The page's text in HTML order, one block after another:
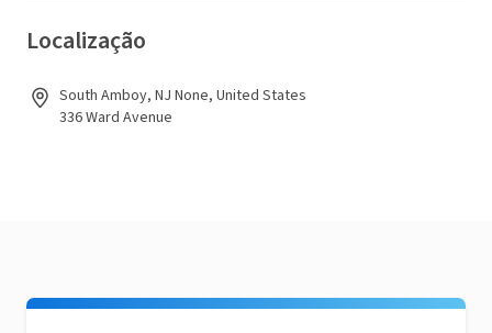
Localização
South Amboy, NJ None, United States
336 Ward Avenue